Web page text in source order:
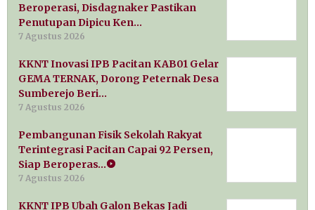
Beroperasi, Disdagnaker Pastikan
Penutupan Dipicu Ken…
7 Agustus 2026
KKNT Inovasi IPB Pacitan KAB01 Gelar
GEMA TERNAK, Dorong Peternak Desa
Sumberejo Beri…
7 Agustus 2026
Pembangunan Fisik Sekolah Rakyat
Terintegrasi Pacitan Capai 92 Persen,
Siap Beroperas…
7 Agustus 2026
KKNT IPB Ubah Galon Bekas Jadi